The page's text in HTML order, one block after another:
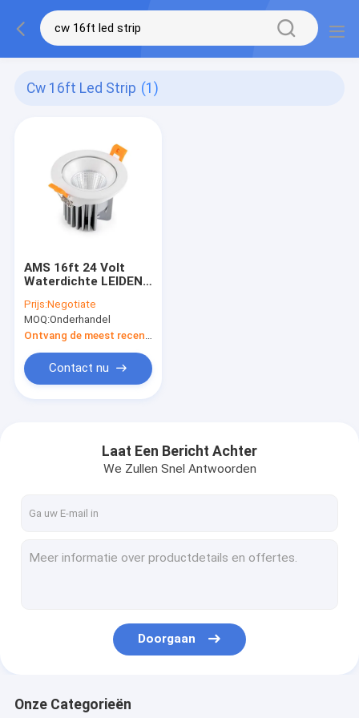
Cw 16ft Led Strip (1)
AMS 16ft 24 Volt
Waterdichte LEIDENE
Huisdecoratie CW
NW
Prijs:Negotiate
MOQ:Onderhandel
Contact nu
Laat Een Bericht Achter
We Zullen Snel Antwoorden
Doorgaan
Onze Categorieën